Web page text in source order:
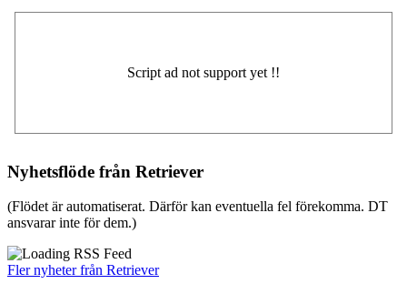
Nyhetsflöde från Retriever
(Flödet är automatiserat. Därför kan eventuella fel förekomma. DT
ansvarar inte för dem.)
Fler nyheter från Retriever